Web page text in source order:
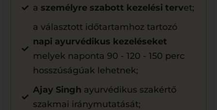
a személyre szabott kezelési tervet;
a választott időtartamhoz tartozó
napi ayurvédikus kezeléseket
melyek naponta 90 - 120 - 150 perc
hosszúságúak lehetnek;
Ajay Singh ayurvédikus szakértő
szakmai iránymutatását;